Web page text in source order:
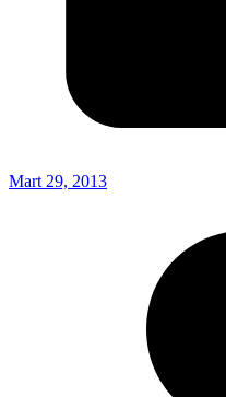
Mart 29, 2013